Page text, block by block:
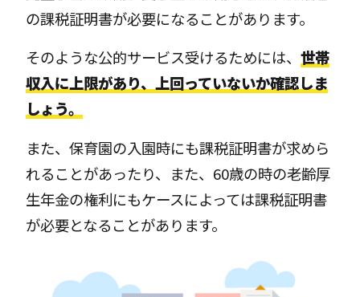
の課税証明書が必要になることがあります。
そのような公的サービス受けるためには、世帯
収入に上限があり、上回っていないか確認しま
しょう。
また、保育園の入園時にも課税証明書が求めら
れることがあったり、また、60歳の時の老齢厚
生年金の権利にもケースによっては課税証明書
が必要となることがあります。